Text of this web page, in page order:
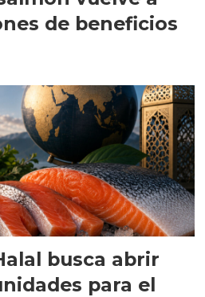
de beneficios
busca abrir
para el